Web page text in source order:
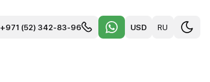
+971 (52) 342-83-96 USD RU